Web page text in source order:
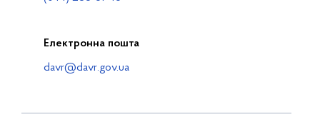
Електронна пошта
davr@davr.gov.ua